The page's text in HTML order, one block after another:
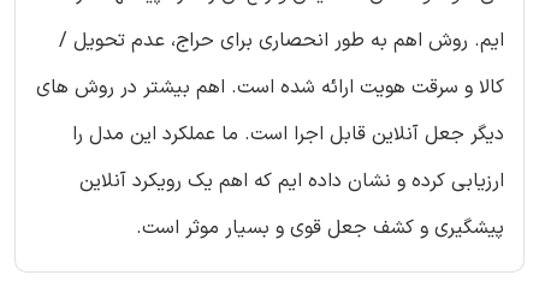
ایم. روش اهم به طور انحصاری برای حراج، عدم تحویل /
کالا و سرقت هویت ارائه شده است. اهم بیشتر در روش های
دیگر جعل آنلاین قابل اجرا است. ما عملکرد این مدل را
ارزیابی کرده و نشان داده ایم که اهم یک رویکرد آنلاین
پیشگیری و کشف جعل قوی و بسیار موثر است.